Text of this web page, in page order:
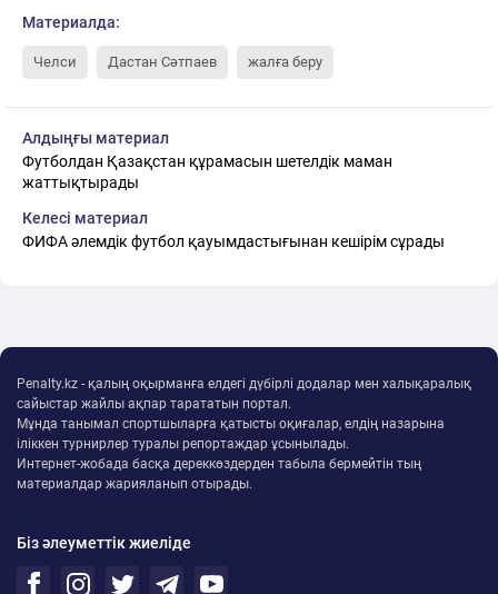
Материалда:
Челси Дастан Сәтпаев жалға беру
Алдыңғы материал
Футболдан Қазақстан құрамасын шетелдік маман
жаттықтырады
Келесі материал
ФИФА әлемдік футбол қауымдастығынан кешірім сұрады
Penalty.kz - қалың оқырманға елдегі дүбірлі додалар мен халықаралық
сайыстар жайлы ақпар тарататын портал.
Мұнда танымал спортшыларға қатысты оқиғалар, елдің назарына
іліккен турнирлер туралы репортаждар ұсынылады.
Интернет-жобада басқа дереккөздерден табыла бермейтін тың
материалдар жарияланып отырады.
Біз әлеуметтік жиеліде